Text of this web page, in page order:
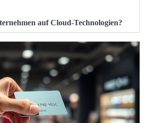
auf Cloud-Technologien?